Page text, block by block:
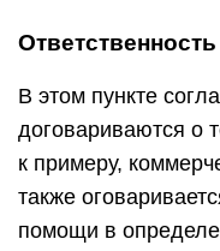
В этом пункте
договариваются о
к примеру,
также
помощи в